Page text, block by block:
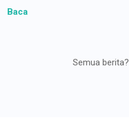
Baca
Semua berita?